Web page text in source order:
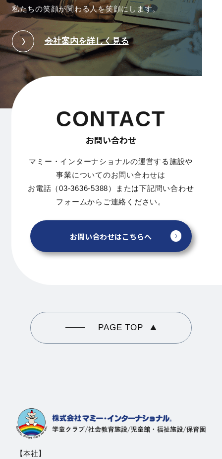
私たちの笑顔が関わる人を笑顔にします。
会社案内を詳しく見る
CONTACT
お問い合わせ
マミー・インターナショナルの運営する施設や
事業についてのお問い合わせは
お電話（03-3636-5388）または下記問い合わせ
フォームからご連絡ください。
お問い合わせはこちらへ
PAGE TOP
【本社】